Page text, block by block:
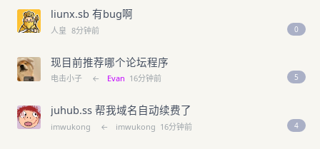
liunx.sb 有bug啊
人皇 8分钟前 0
现目前推荐哪个论坛程序
电击小子 ← Evan 16分钟前 5
juhub.ss 帮我域名自动续费了
imwukong ← imwukong 16分钟前 4